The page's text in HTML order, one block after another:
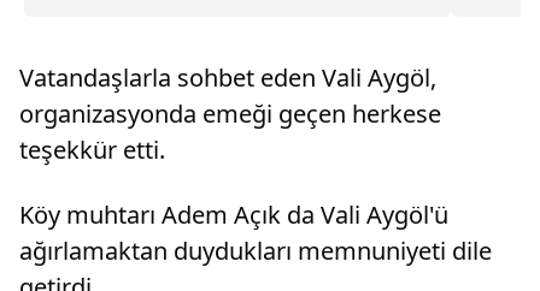
bar...
ve
Vatandaşlarla sohbet eden Vali Aygöl,
organizasyonda emeği geçen herkese
teşekkür etti.
Köy muhtarı Adem Açık da Vali Aygöl'ü
ağırlamaktan duydukları memnuniyeti dile